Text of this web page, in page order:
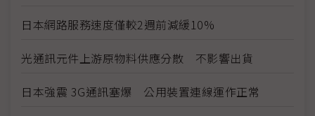
日本網路服務速度僅較2週前減緩10%
光通訊元件上游原物料供應分散 不影響出貨
日本強震 3G通訊塞爆 公用裝置連線運作正常